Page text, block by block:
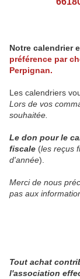
Notre calendrier
préférence par
Perpignan.
Les calendriers
Lors de vos
souhaitée.
Le don pour le
fiscale (les reçus
d'année).
Merci de nous
pas aux
Tout achat
l'association